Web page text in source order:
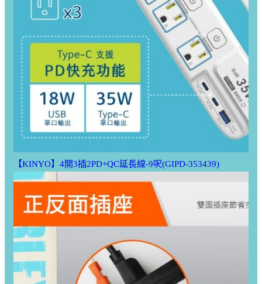
【KINYO】4開3插2PD+QC延長線-9呎(GIPD-353439)